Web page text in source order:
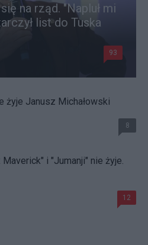
na rząd. "Napluł mi
list do Tuska
93
żyje Janusz Michałowski
8
i "Jumanji" nie żyje.
12